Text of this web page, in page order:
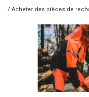
/ Acheter des pièces de